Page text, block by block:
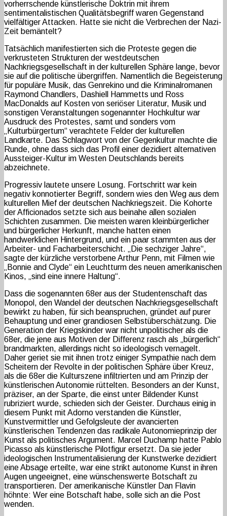
vorherrschende künstlerische Doktrin mit ihrem
sentimentalistischen Qualitätsbegriff waren Gegenstand
vielfältiger Attacken. Hatte sie nicht die Verbrechen der Nazi-
Zeit bemäntelt?
Tatsächlich manifestierten sich die Proteste gegen die
verkrusteten Strukturen der westdeutschen
Nachkriegsgesellschaft in der kulturellen Sphäre lange, bevor
sie auf die politische übergriffen. Namentlich die Begeisterung
für populäre Musik, das Genrekino und die Kriminalromanen
Raymond Chandlers, Dashiell Hammetts und Ross
MacDonalds auf Kosten von seriöser Literatur, Musik und
sonstigen Veranstaltungen sogenannter Hochkultur war
Ausdruck des Protestes, samt und sonders vom
„Kulturbürgertum“ verachtete Felder der kulturellen
Landkarte. Das Schlagwort von der Gegenkultur machte die
Runde, ohne dass sich das Profil einer dezidiert alternativen
Aussteiger-Kultur im Westen Deutschlands bereits
abzeichnete.
Progressiv lautete unsere Losung. Fortschritt war kein
negativ konnotierter Begriff, sondern wies den Weg aus dem
kulturellen Mief der deutschen Nachkriegszeit. Die Kohorte
der Afficionados setzte sich aus beinahe allen sozialen
Schichten zusammen. Die meisten waren kleinbürgerlicher
und bürgerlicher Herkunft, manche hatten einen
handwerklichen Hintergrund, und ein paar stammten aus der
Arbeiter- und Facharbeiterschicht. „Die sechziger Jahre“,
sagte der kürzliche verstorbene Arthur Penn, mit Filmen wie
„Bonnie and Clyde“ ein Leuchtturm des neuen amerikanischen
Kinos, „sind eine innere Haltung“.
Dass die sogenannten 68er aus der Studentenschaft das
Monopol, den Wandel der deutschen Nachkriegsgesellschaft
bewirkt zu haben, für sich beanspruchen, gründet auf purer
Behauptung und einer grandiosen Selbstüberschätzung. Die
Generation der Kriegskinder war nicht unpolitischer als die
68er, die jene aus Motiven der Differenz rasch als „bürgerlich“
brandmarkten, allerdings nicht so ideologisch vernagelt.
Daher geriet sie mit ihnen trotz einiger Sympathie nach dem
Scheitern der Revolte in der politischen Sphäre über Kreuz,
als die 68er die Kulturszene infiltrierten und am Prinzip der
künstlerischen Autonomie rüttelten. Besonders an der Kunst,
präziser, an der Sparte, die einst unter Bildender Kunst
rubriziert wurde, schieden sich der Geister. Durchaus einig in
diesem Punkt mit Adorno verstanden die Künstler,
Kunstvermittler und Gefolgsleute der avancierten
künstlerischen Tendenzen das radikale Autonomieprinzip der
Kunst als politisches Argument. Marcel Duchamp hatte Pablo
Picasso als künstlerische Pilotfigur ersetzt. Da sie jeder
ideologischen Instrumentalisierung der Kunstwerke dezidiert
eine Absage erteilte, war eine strikt autonome Kunst in ihren
Augen ungeeignet, eine wünschenswerte Botschaft zu
transportieren. Der amerikanische Künstler Dan Flavin
höhnte: Wer eine Botschaft habe, solle sich an die Post
wenden.